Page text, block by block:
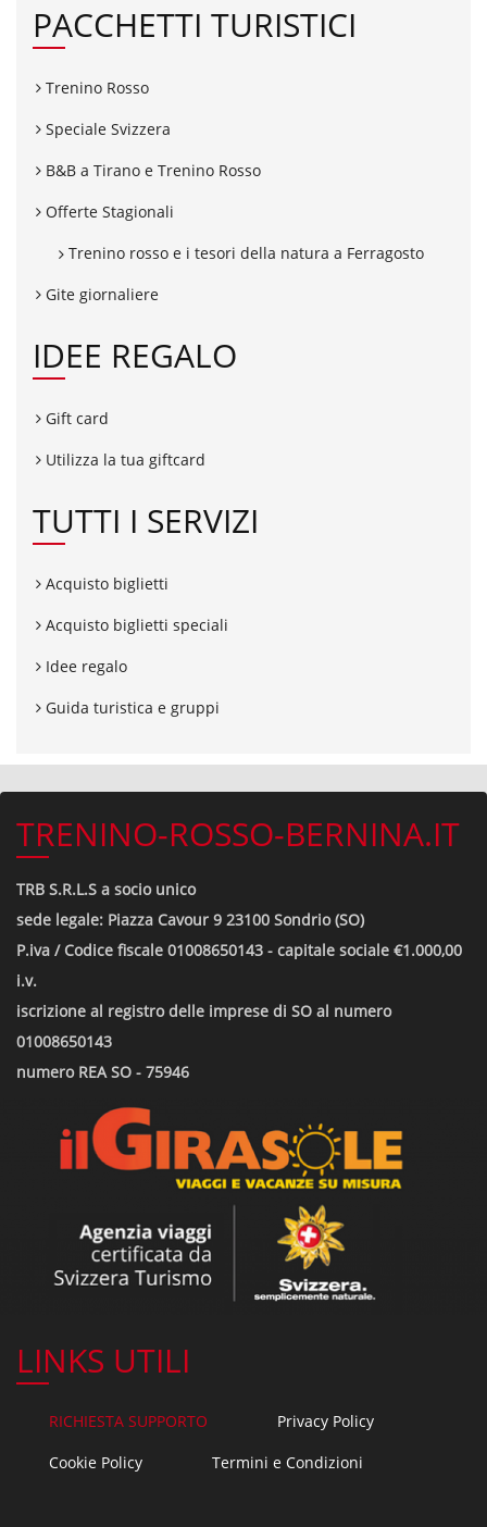
PACCHETTI TURISTICI
Trenino Rosso
Speciale Svizzera
B&B a Tirano e Trenino Rosso
Offerte Stagionali
Trenino rosso e i tesori della natura a Ferragosto
Gite giornaliere
IDEE REGALO
Gift card
Utilizza la tua giftcard
TUTTI I SERVIZI
Acquisto biglietti
Acquisto biglietti speciali
Idee regalo
Guida turistica e gruppi
TRENINO-ROSSO-BERNINA.IT
TRB S.R.L.S a socio unico
sede legale: Piazza Cavour 9 23100 Sondrio (SO)
P.iva / Codice fiscale 01008650143 - capitale sociale €1.000,00
i.v.
iscrizione al registro delle imprese di SO al numero
01008650143
numero REA SO - 75946
LINKS UTILI
RICHIESTA SUPPORTO
Privacy Policy
Cookie Policy
Termini e Condizioni